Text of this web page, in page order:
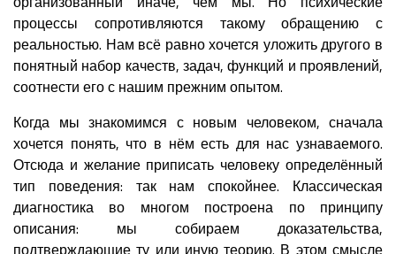
процессы сопротивляются такому обращению с
реальностью. Нам всё равно хочется уложить другого в
понятный набор качеств, задач, функций и проявлений,
соотнести его с нашим прежним опытом.
Когда мы знакомимся с новым человеком, сначала
хочется понять, что в нём есть для нас узнаваемого.
Отсюда и желание приписать человеку определённый
тип поведения: так нам спокойнее. Классическая
диагностика во многом построена по принципу
описания: мы собираем доказательства,
подтверждающие ту или иную теорию. В этом смысле